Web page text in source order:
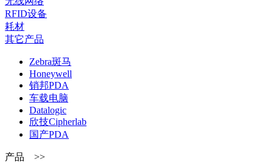
RFID设备
耗材
其它产品
Zebra斑马
Honeywell
销邦PDA
车载电脑
Datalogic
欣技Cipherlab
国产PDA
产品 >>